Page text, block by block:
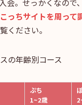
っちサイトを周って
ください。
の年齢別コース
ぷち
1~2歳